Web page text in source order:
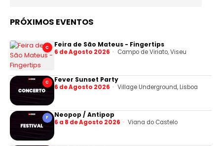
PRÓXIMOS EVENTOS
C Feira de São Mateus - Fingertips
6 de Agosto 2026 Campo de Viriato, Viseu
C Fever Sunset Party
6 de Agosto 2026 Village Underground, Lisboa
F Neopop / Antipop
6 a 8 de Agosto 2026 Viana do Castelo